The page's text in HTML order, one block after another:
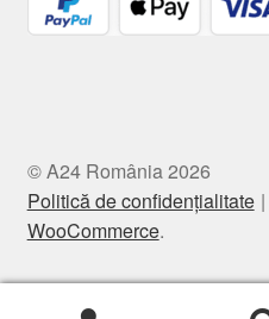
© A24 România 2026
Politică de confidențialitate
WooCommerce.